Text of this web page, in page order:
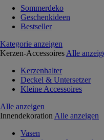
Sommerdeko
Geschenkideen
Bestseller
Kategorie anzeigen
Kerzen-Accessoires Alle
Kerzenhalter
Deckel & Untersetzer
Kleine Accessoires
Alle anzeigen
Innendekoration Alle anzeigen
Vasen